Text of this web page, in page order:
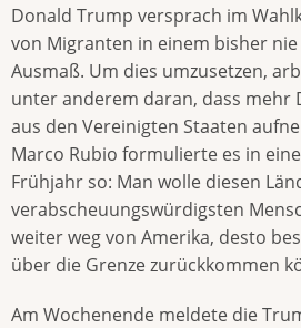
Donald Trump versprach im
von Migranten in einem bisher nie
Ausmaß. Um dies umzusetzen,
unter anderem daran, dass
aus den Vereinigten Staaten
Marco Rubio formulierte es in
Frühjahr so: Man wolle diesen
verabscheuungswürdigsten
weiter weg von Amerika, desto
über die Grenze zurückkommen
Am Wochenende meldete die